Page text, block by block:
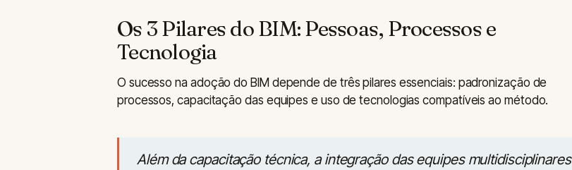
Os 3 Pilares do BIM: Pessoas, Processos e
Tecnologia
O sucesso na adoção do BIM depende de três pilares essenciais: padronização de
processos, capacitação das equipes e uso de tecnologias compatíveis ao método.
Além da capacitação técnica, a integração das equipes multidisciplinares